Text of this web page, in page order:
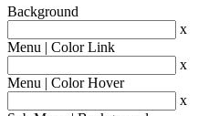
Background
x
Menu | Color Link
x
Menu | Color Hover
x